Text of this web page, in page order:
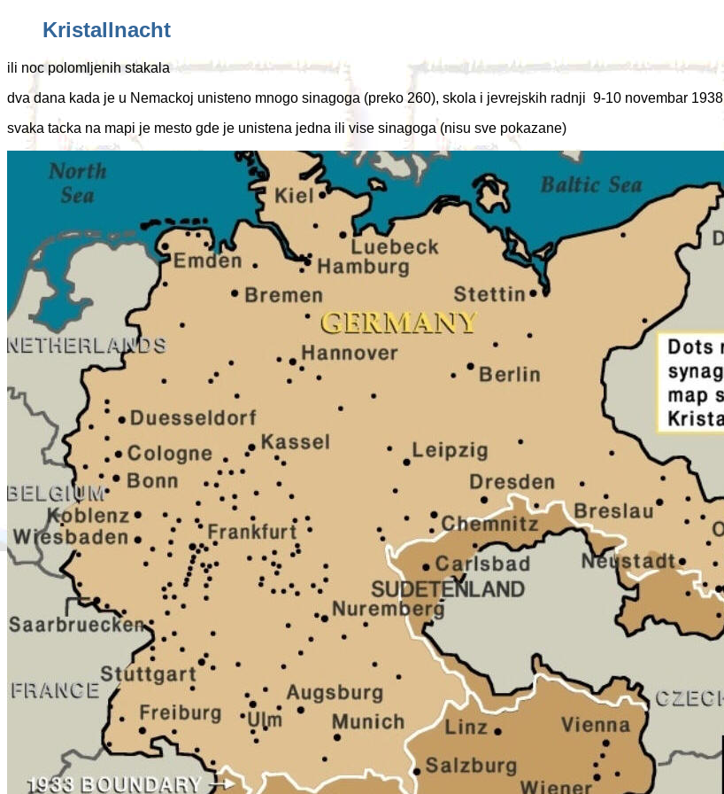
Kristallnacht
ili noc polomljenih stakala
dva dana kada je u Nemackoj unisteno mnogo sinagoga (preko 260), skola i jevrejskih radnji 9-10 novembar 1938
svaka tacka na mapi je mesto gde je unistena jedna ili vise sinagoga (nisu sve pokazane)